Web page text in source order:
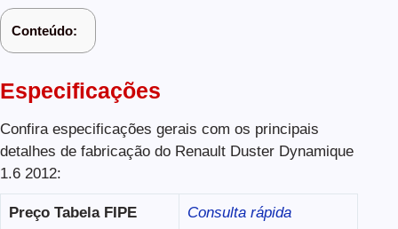
Conteúdo:
Especificações
Confira especificações gerais com os principais
detalhes de fabricação do Renault Duster Dynamique
1.6 2012:
Preço Tabela FIPE Consulta rápida